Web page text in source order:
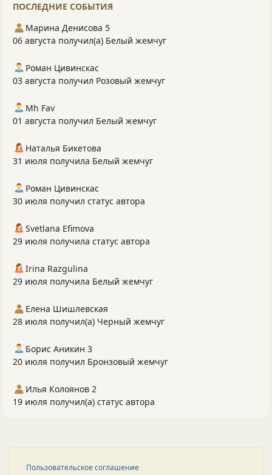
ПОСЛЕДНИЕ СОБЫТИЯ
Марина Денисова 5
06 августа получил(а) Белый жемчуг
Роман Цивинскас
03 августа получил Розовый жемчуг
Mh Fav
01 августа получил Белый жемчуг
Наталья Бикетова
31 июля получила Белый жемчуг
Роман Цивинскас
30 июля получил статус автора
Svetlana Efimova
29 июля получила статус автора
Irina Razgulina
29 июля получила Белый жемчуг
Елена Шишлевская
28 июля получил(а) Черный жемчуг
Борис Аникин 3
20 июля получил Бронзовый жемчуг
Илья Колоянов 2
19 июля получил(а) статус автора
Пользовательское соглашение